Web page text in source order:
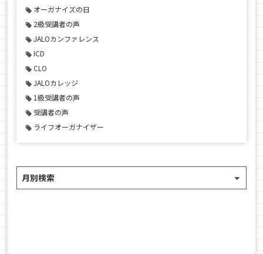
オーガナイズの日
2級受講者の声
JALOカンファレンス
ICD
CLO
JALOカレッジ
1級受講者の声
受講者の声
ライフオーガナイザー